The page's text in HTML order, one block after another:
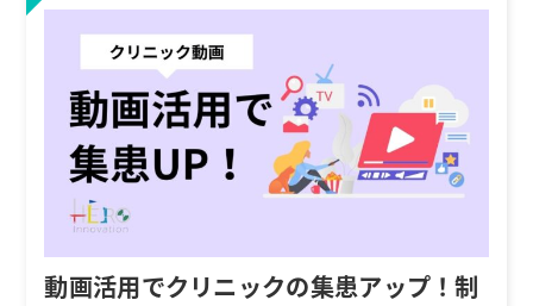
動画活用でクリニックの集患アップ！制